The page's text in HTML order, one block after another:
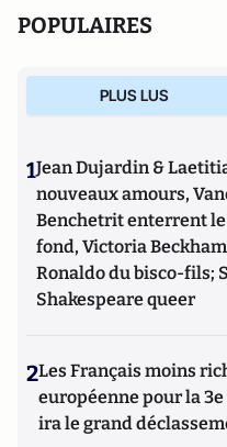
POPULAIRES
PLUS LUS
1Jean Dujardin &
nouveaux amours,
Benchetrit enterrent
fond, Victoria
Ronaldo du bisco-fils;
Shakespeare queer
2Les Français moins
européenne pour la
ira le grand